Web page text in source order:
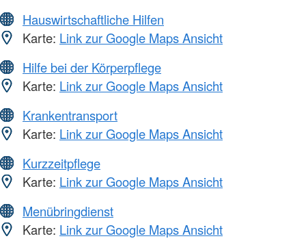
Hauswirtschaftliche Hilfen
Karte: Link zur Google Maps Ansicht
Hilfe bei der Körperpflege
Karte: Link zur Google Maps Ansicht
Krankentransport
Karte: Link zur Google Maps Ansicht
Kurzzeitpflege
Karte: Link zur Google Maps Ansicht
Menübringdienst
Karte: Link zur Google Maps Ansicht